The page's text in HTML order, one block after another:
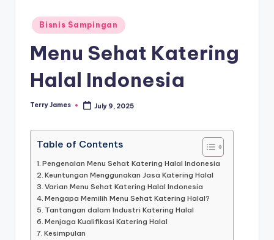
Posted
in
Bisnis Sampingan
Menu Sehat Katering
Halal Indonesia
Posted
Terry James July 9, 2025
Table of Contents
Pengenalan Menu Sehat Katering Halal Indonesia
Keuntungan Menggunakan Jasa Katering Halal
Varian Menu Sehat Katering Halal Indonesia
Mengapa Memilih Menu Sehat Katering Halal?
Tantangan dalam Industri Katering Halal
Menjaga Kualifikasi Katering Halal
Kesimpulan